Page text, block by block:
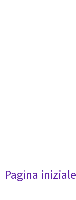
Pagina iniziale